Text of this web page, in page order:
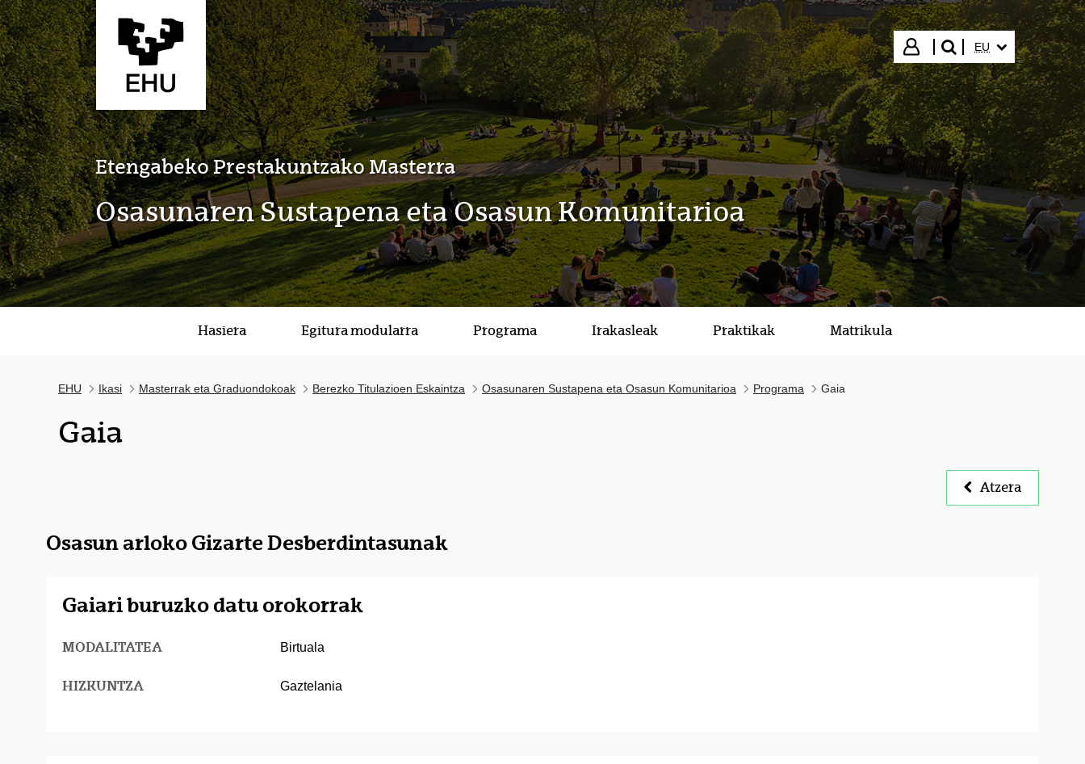
Eduki nagusira joan
Hasi saioa
bilatu"
HIZKUNTZA
EU
Etengabeko Prestakuntzako Masterra
Osasunaren Sustapena eta Osasun Komunitarioa
Hasiera Egitura modularra Programa Irakasleak Praktikak Matrikula
EHU Ikasi Masterrak eta Graduondokoak Berezko Titulazioen Eskaintza Osasunaren Sustapena eta Osasun Komunitarioa Programa Gaia
Gaia
Atzera
Osasun arloko Gizarte Desberdintasunak
Gaiari buruzko datu orokorrak
MODALITATEA Birtuala
HIZKUNTZA Gaztelania